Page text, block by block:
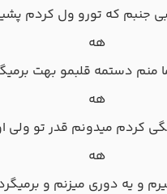
جنبم که تورو ول کردم
هه
منم دستمه قلبمو بهت
هه
کردم میدونم قدر تو ولی
هه
و یه دوری میزنم و